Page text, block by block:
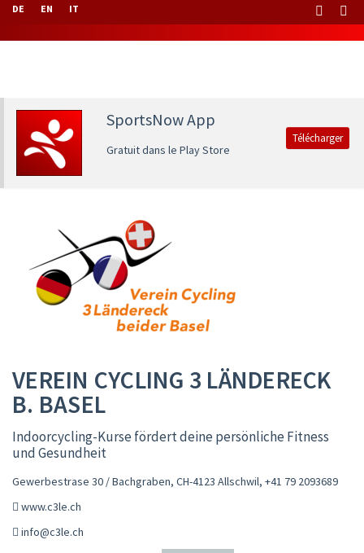
DE EN IT
SportsNow App
Gratuit dans le Play Store
Télécharger
VEREIN CYCLING 3 LÄNDERECK
B. BASEL
Indoorcycling-Kurse fördert deine persönliche Fitness
und Gesundheit
Gewerbestrase 30 / Bachgraben, CH-4123 Allschwil, +41 79 2093689
www.c3le.ch
info@c3le.ch